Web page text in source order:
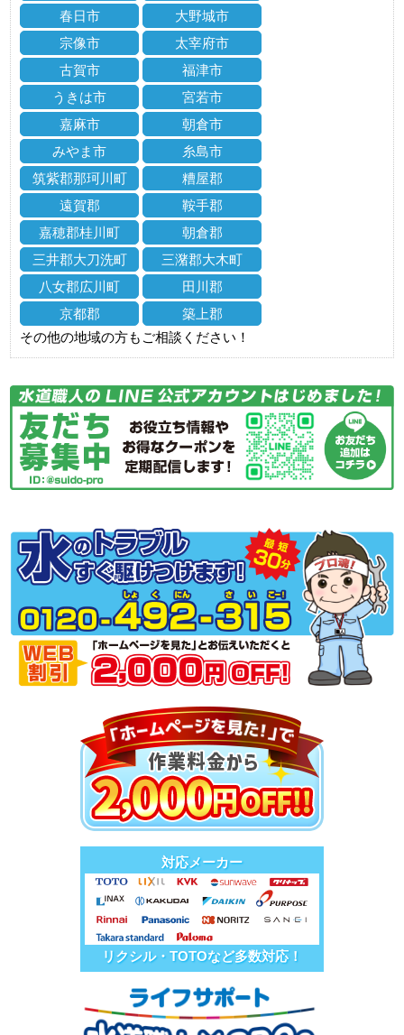
春日市
大野城市
宗像市
太宰府市
古賀市
福津市
うきは市
宮若市
嘉麻市
朝倉市
みやま市
糸島市
筑紫郡那珂川町
糟屋郡
遠賀郡
鞍手郡
嘉穂郡桂川町
朝倉郡
三井郡大刀洗町
三潴郡大木町
八女郡広川町
田川郡
京都郡
築上郡
その他の地域の方もご相談ください！
対応メーカー
リクシル・TOTOなど多数対応！